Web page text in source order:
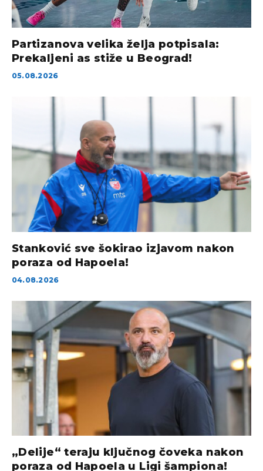
Partizanova velika želja potpisala:
Prekaljeni as stiže u Beograd!
05.08.2026
Stanković sve šokirao izjavom nakon
poraza od Hapoela!
04.08.2026
„Delije“ teraju ključnog čoveka nakon
poraza od Hapoela u Ligi šampiona!